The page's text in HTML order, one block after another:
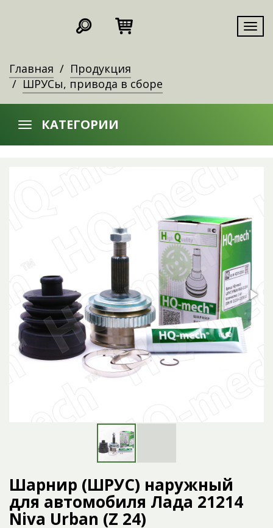
Главная
Продукция
ШРУСы, привода в сборе
КАТЕГОРИИ
Шарнир (ШРУС) наружный
для автомобиля Лада 21214
Niva Urban (Z 24)